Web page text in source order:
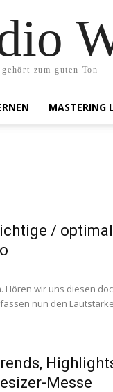
gehört zum guten Ton
MASTERING
/
Hören wir uns diesen
nun den
Messe